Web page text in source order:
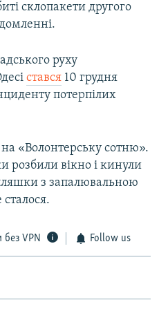
склопакети другого
руху
стався 10 грудня
потерпілих
«Волонтерську сотню».
розбили вікно і кинули
з запалювальною
без VPN Follow us